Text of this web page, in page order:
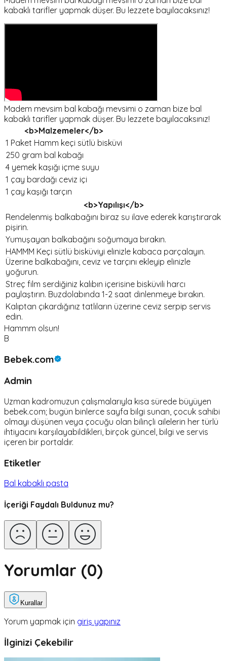
kabaklı tarifler yapmak düşer. Bu lezzete bayılacaksınız!
Madem mevsim bal kabağı mevsimi o zaman bize bal
kabaklı tarifler yapmak düşer. Bu lezzete bayılacaksınız!
<b>Malzemeler</b>
1 Paket Hamm keçi sütlü bisküvi
250 gram bal kabağı
4 yemek kaşığı içme suyu
1 çay bardağı ceviz içi
1 çay kaşığı tarçın
<b>Yapılışı</b>
Rendelenmiş balkabağını biraz su ilave ederek karıştırarak
pişirin.
Yumuşayan balkabağını soğumaya bırakın.
HAMMM Keçi sütlü bisküviyi elinizle kabaca parçalayın.
Üzerine balkabağını, ceviz ve tarçını ekleyip elinizle
yoğurun.
Streç film serdiğiniz kalıbın içerisine bisküvili harcı
paylaştırın. Buzdolabında 1-2 saat dinlenmeye bırakın.
Kalıptan çıkardığınız tatlıların üzerine ceviz serpip servis
edin.
Hammm olsun!
B
Bebek.com
Admin
Uzman kadromuzun çalışmalarıyla kısa sürede büyüyen
bebek.com; bugün binlerce sayfa bilgi sunan, çocuk sahibi
olmayı düşünen veya çocuğu olan bilinçli ailelerin her türlü
ihtiyacını karşılayabildikleri, birçok güncel, bilgi ve servis
içeren bir portaldır.
Etiketler
Bal kabaklı pasta
İçeriği Faydalı Buldunuz mu?
Yorumlar (0)
Kurallar
Yorum yapmak için giriş yapınız
İlginizi Çekebilir